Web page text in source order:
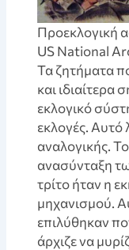
Προεκλογική
US National
Τα ζητήματα
και ιδιαίτερα
εκλογικό
εκλογές. Αυτό
αναλογικής.
ανασύνταξη
τρίτο ήταν η
μηχανισμού.
επιλύθηκαν
άρχιζε να